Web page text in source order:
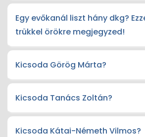
Egy evőkanál liszt hány dkg?
trükkel örökre megjegyzed!
Kicsoda Görög Márta?
Kicsoda Tanács Zoltán?
Kicsoda Kátai-Németh Vilmos?